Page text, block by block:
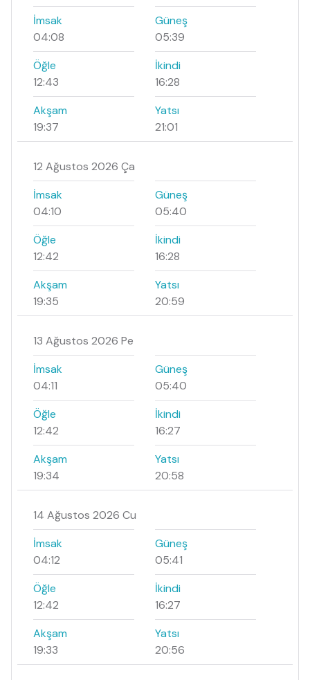
İmsak
04:08
Güneş
05:39
Öğle
12:43
İkindi
16:28
Akşam
19:37
Yatsı
21:01
12 Ağustos 2026 Ça
İmsak
04:10
Güneş
05:40
Öğle
12:42
İkindi
16:28
Akşam
19:35
Yatsı
20:59
13 Ağustos 2026 Pe
İmsak
04:11
Güneş
05:40
Öğle
12:42
İkindi
16:27
Akşam
19:34
Yatsı
20:58
14 Ağustos 2026 Cu
İmsak
04:12
Güneş
05:41
Öğle
12:42
İkindi
16:27
Akşam
19:33
Yatsı
20:56